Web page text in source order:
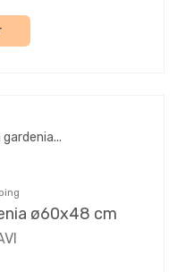
ø60x48 cm